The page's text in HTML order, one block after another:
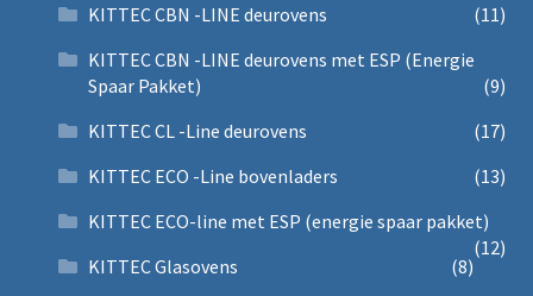
KITTEC CBN -LINE deurovens
(11)
KITTEC CBN -LINE deurovens met ESP (Energie
Spaar Pakket)
(9)
KITTEC CL -Line deurovens
(17)
KITTEC ECO -Line bovenladers
(13)
KITTEC ECO-line met ESP (energie spaar pakket)
(12)
KITTEC Glasovens
(8)